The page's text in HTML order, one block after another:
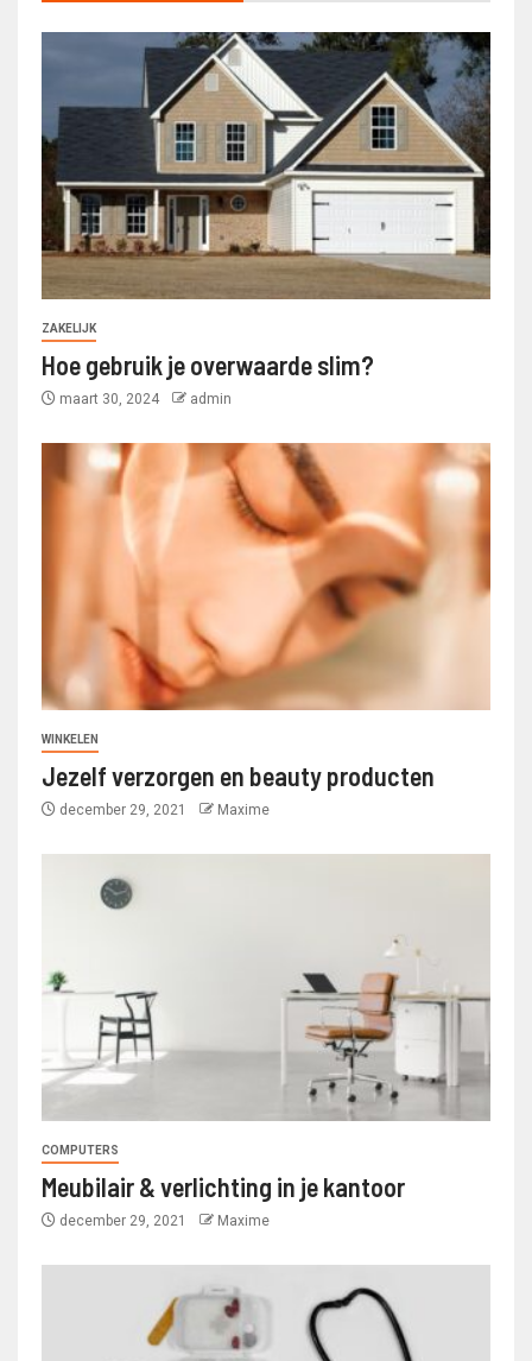
ZAKELIJK
Hoe gebruik je overwaarde slim?
maart 30, 2024 admin
WINKELEN
Jezelf verzorgen en beauty producten
december 29, 2021 Maxime
COMPUTERS
Meubilair & verlichting in je kantoor
december 29, 2021 Maxime